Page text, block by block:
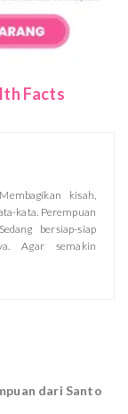
Facts
kisah,
kata. Perempuan
bersiap-siap
Agar semakin
dari Santo